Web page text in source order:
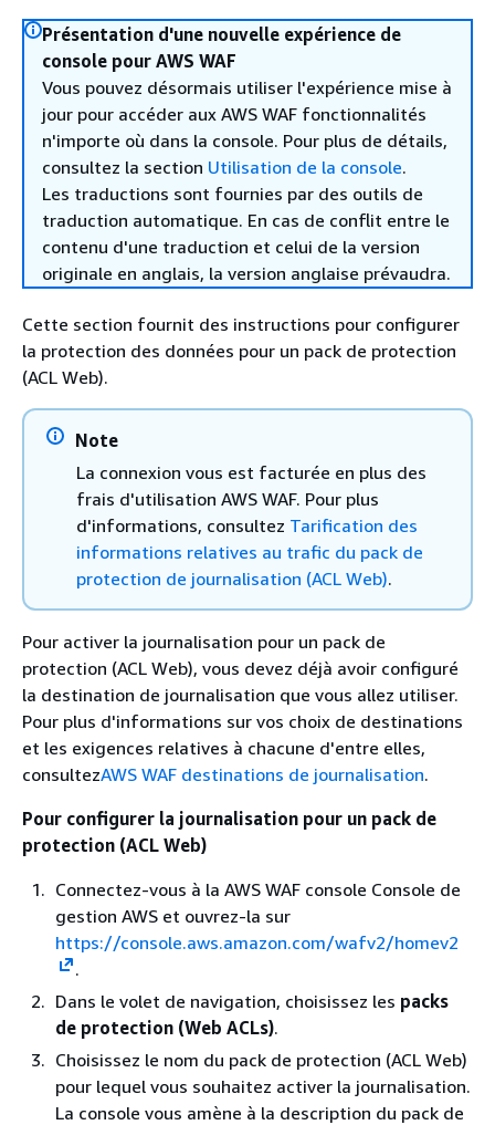
Présentation d'une nouvelle expérience de
console pour AWS WAF
Vous pouvez désormais utiliser l'expérience mise à
jour pour accéder aux AWS WAF fonctionnalités
n'importe où dans la console. Pour plus de détails,
consultez la section Utilisation de la console.
Les traductions sont fournies par des outils de
traduction automatique. En cas de conflit entre le
contenu d'une traduction et celui de la version
originale en anglais, la version anglaise prévaudra.
Cette section fournit des instructions pour configurer
la protection des données pour un pack de protection
(ACL Web).
Note
La connexion vous est facturée en plus des
frais d'utilisation AWS WAF. Pour plus
d'informations, consultez Tarification des
informations relatives au trafic du pack de
protection de journalisation (ACL Web).
Pour activer la journalisation pour un pack de
protection (ACL Web), vous devez déjà avoir configuré
la destination de journalisation que vous allez utiliser.
Pour plus d'informations sur vos choix de destinations
et les exigences relatives à chacune d'entre elles,
consultezAWS WAF destinations de journalisation.
Pour configurer la journalisation pour un pack de
protection (ACL Web)
Connectez-vous à la AWS WAF console Console de
gestion AWS et ouvrez-la sur
https://console.aws.amazon.com/wafv2/homev2
.
Dans le volet de navigation, choisissez les packs
de protection (Web ACLs).
Choisissez le nom du pack de protection (ACL Web)
pour lequel vous souhaitez activer la journalisation.
La console vous amène à la description du pack de